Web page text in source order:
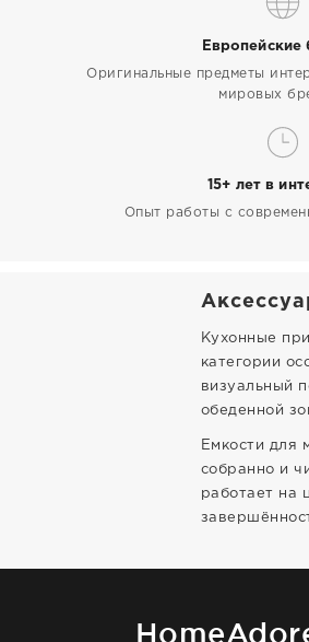
Европейские
Оригинальные предметы
мировых
15+ лет в
Опыт работы с
Кухонные
категории
визуальный
обеденной
Емкости для
собранно и
работает на